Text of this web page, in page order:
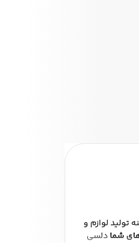
تولید لوازم و
دلسی